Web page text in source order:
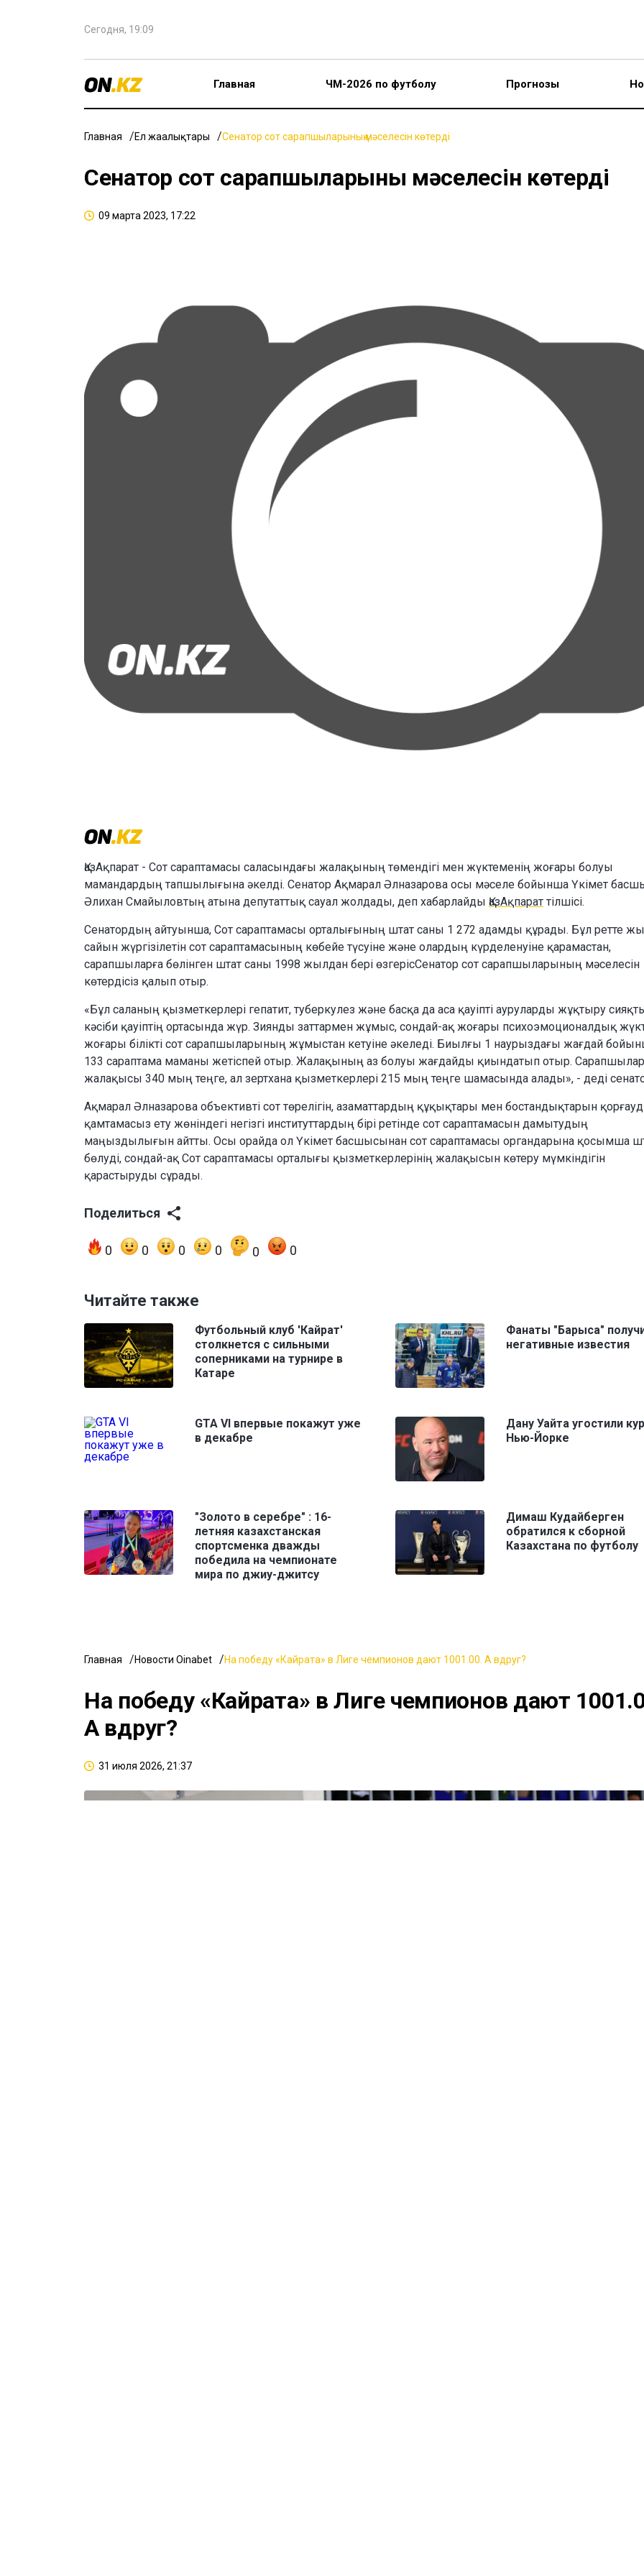
Сегодня, 19:09
Главная ЧМ-2026 по футболу Прогнозы
Главная Ел жаңалықтары Сенатор сот сарапшыларының мәселесін көтерді
Сенатор сот сарапшыларының мәселесін көтерді
09 марта 2023, 17:22
ҚазАқпарат - Сот сараптамасы саласындағы жалақының төмендігі мен жүктеменің жоғары болуы
мамандардың тапшылығына әкелді. Сенатор Ақмарал Әлназарова осы мәселе бойынша Үкімет
Әлихан Смайыловтың атына депутаттық сауал жолдады, деп хабарлайды ҚазАқпарат тілшісі.
Сенатордың айтуынша, Сот сараптамасы орталығының штат саны 1 272 адамды құрады. Бұл ретте
сайын жүргізілетін сот сараптамасының көбейе түсуіне және олардың күрделенуіне қарамастан,
сарапшыларға бөлінген штат саны 1998 жылдан бері өзгерісСенатор сот сарапшыларының мәселесін
көтердісіз қалып отыр.
«Бұл саланың қызметкерлері гепатит, туберкулез және басқа да аса қауіпті ауруларды жұқтыру
кәсіби қауіптің ортасында жүр. Зиянды заттармен жұмыс, сондай-ақ жоғары психоэмоционалдық
жоғары білікті сот сарапшыларының жұмыстан кетуіне әкеледі. Биылғы 1 наурыздағы жағдай
133 сараптама маманы жетіспей отыр. Жалақының аз болуы жағдайды қиындатып отыр.
жалақысы 340 мың теңге, ал зертхана қызметкерлері 215 мың теңге шамасында алады», - деді
Ақмарал Әлназарова объективті сот төрелігін, азаматтардың құқықтары мен бостандықтарын
қамтамасыз ету жөніндегі негізгі институттардың бірі ретінде сот сараптамасын дамытудың
маңыздылығын айтты. Осы орайда ол Үкімет басшысынан сот сараптамасы органдарына қосымша
бөлуді, сондай-ақ Сот сараптамасы орталығы қызметкерлерінің жалақысын көтеру мүмкіндігін
қарастыруды сұрады.
Поделиться
0 0 0 0 0 0
Читайте также
Футбольный клуб 'Кайрат'
столкнется с сильными
соперниками на турнире в
Катаре
Фанаты "Барыса"
негативные известия
GTA VI впервые покажут уже
в декабре
Дану Уайта угостили
Нью-Йорке
"Золото в серебре" : 16-
летняя казахстанская
спортсменка дважды
победила на чемпионате
мира по джиу-джитсу
Димаш Кудайберген
обратился к сборной
Казахстана по футболу
Главная Новости Oinabet На победу «Кайрата» в Лиге чемпионов дают 1001.00. А вдруг?
На победу «Кайрата» в Лиге чемпионов дают
А вдруг?
31 июля 2026, 21:37